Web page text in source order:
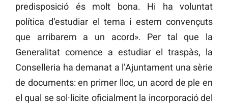
predisposició és molt bona. Hi ha voluntat
política d’estudiar el tema i estem convençuts
que arribarem a un acord». Per tal que la
Generalitat comence a estudiar el traspàs, la
Conselleria ha demanat a l’Ajuntament una sèrie
de documents: en primer lloc, un acord de ple en
el qual se sol·licite oficialment la incorporació del